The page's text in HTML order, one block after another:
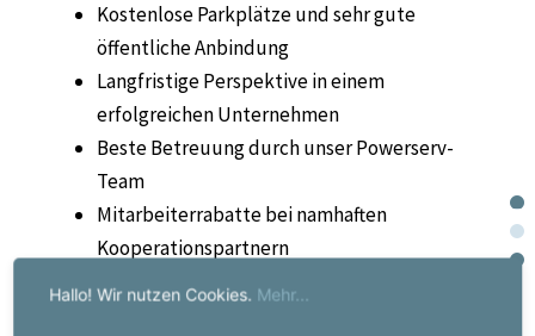
Kostenlose Parkplätze und sehr gute
öffentliche Anbindung
Langfristige Perspektive in einem
erfolgreichen Unternehmen
Beste Betreuung durch unser Powerserv-
Team
Mitarbeiterrabatte bei namhaften
Kooperationspartnern
Hallo! Wir nutzen Cookies. Mehr...